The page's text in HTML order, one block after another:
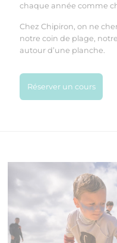
chaque année comme
Chez Chipiron, on ne
notre coin de plage,
autour d’une planche.
Réserver un cours